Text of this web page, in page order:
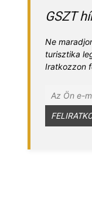
GSZT
Ne
turisztika
Iratkozzon